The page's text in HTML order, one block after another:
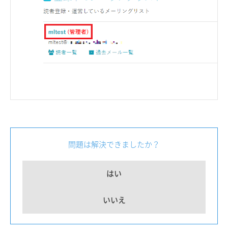
問題は解決できましたか？
はい
いいえ